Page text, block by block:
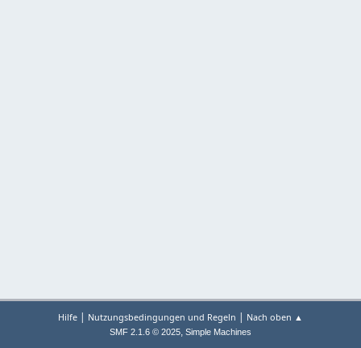
Hilfe | Nutzungsbedingungen und Regeln | Nach oben ▲
SMF 2.1.6 © 2025, Simple Machines